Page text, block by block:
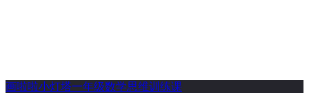
画啦啦小灯塔一年级数学思维训练课